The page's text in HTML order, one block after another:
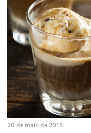
20 de maio de 2015